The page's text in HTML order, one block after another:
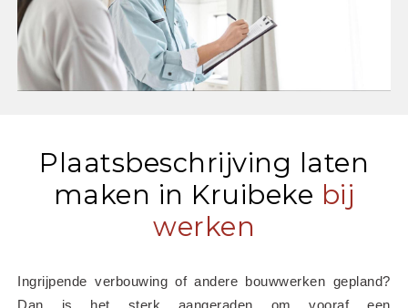
Plaatsbeschrijving laten
maken in Kruibeke bij
werken
Ingrijpende verbouwing of andere bouwwerken gepland?